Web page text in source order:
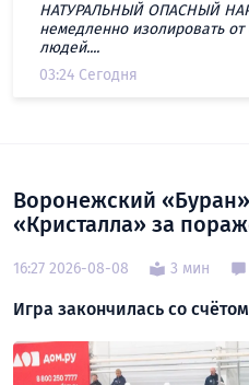
НАТУРАЛЬНЫЙ ОПАСНЫЙ
немедленно изолировать
людей....
03:24 Сегодня
Воронежский
«Кристалла» за
16:27 2026-08-08 3 мин
Игра закончилась со